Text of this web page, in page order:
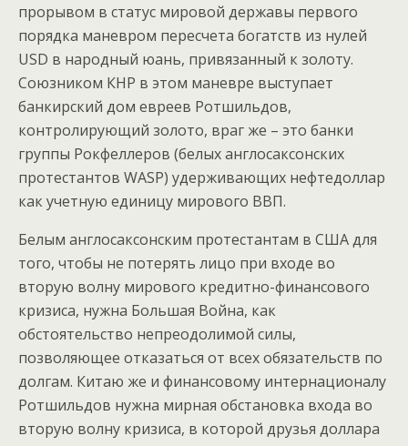
прорывом в статус мировой державы первого
порядка маневром пересчета богатств из нулей
USD в народный юань, привязанный к золоту.
Союзником КНР в этом маневре выступает
банкирский дом евреев Ротшильдов,
контролирующий золото, враг же – это банки
группы Рокфеллеров (белых англосаксонских
протестантов WASP) удерживающих нефтедоллар
как учетную единицу мирового ВВП.
Белым англосаксонским протестантам в США для
того, чтобы не потерять лицо при входе во
вторую волну мирового кредитно-финансового
кризиса, нужна Большая Война, как
обстоятельство непреодолимой силы,
позволяющее отказаться от всех обязательств по
долгам. Китаю же и финансовому интернационалу
Ротшильдов нужна мирная обстановка входа во
вторую волну кризиса, в которой друзья доллара